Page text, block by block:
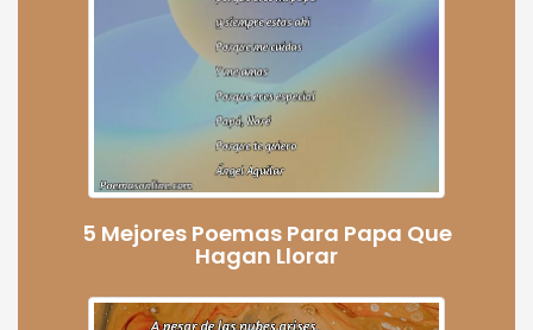
5 Mejores Poemas Para Papa Que
Hagan Llorar